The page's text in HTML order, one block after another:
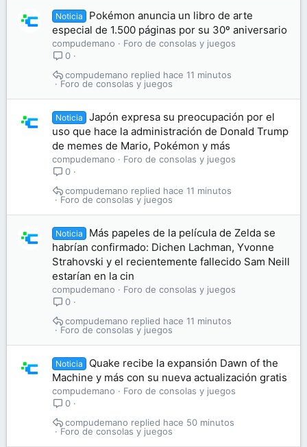
Noticia
Pokémon anuncia un libro de arte
especial de 1.500 páginas por su 30º aniversario
compudemano
Foro de consolas y juegos
0
Foro de consolas y juegos
hace 11 minutos
compudemano
Noticia
Japón expresa su preocupación por el
uso que hace la administración de Donald Trump
de memes de Mario, Pokémon y más
compudemano
Foro de consolas y juegos
0
Foro de consolas y juegos
hace 11 minutos
compudemano
Noticia
Más papeles de la película de Zelda se
habrían confirmado: Dichen Lachman, Yvonne
Strahovski y el recientemente fallecido Sam Neill
estarían en la cin
compudemano
Foro de consolas y juegos
0
Foro de consolas y juegos
hace 11 minutos
compudemano
Noticia
Quake recibe la expansión Dawn of the
Machine y más con su nueva actualización gratis
compudemano
Foro de consolas y juegos
0
Foro de consolas y juegos
hace 50 minutos
compudemano